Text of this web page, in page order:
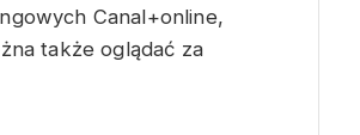
Canal+online,
także oglądać za